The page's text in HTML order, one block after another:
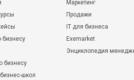
бизнесу
бизнесу
школ
Маркетинг
Продажи
IT для бизнеса
Exemarket
Энциклопедия